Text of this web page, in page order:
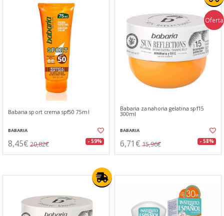
Babaria sport crema spf50 75ml
BABARIA
8,45€ 20,82€ - 59%
Oferta
Babaria zanahoria gelatina spf15
300ml
BABARIA
6,71€ 15,96€ - 58%